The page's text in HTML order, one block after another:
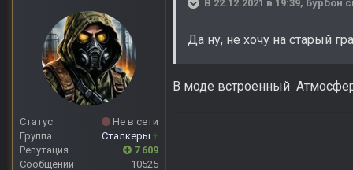
Статус
Не в сети
Группа
Сталкеры +
Репутация
7 609
Сообщений
10525
В 22.12.2021 в 19:39, Бурбон
Да ну, не хочу на старый
В моде встроенный